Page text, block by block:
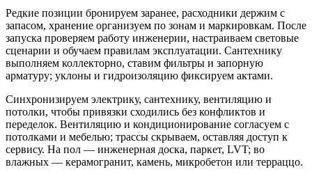
Редкие позиции бронируем заранее, расходники держим с
запасом, хранение организуем по зонам и маркировкам. После
запуска проверяем работу инженерии, настраиваем световые
сценарии и обучаем правилам эксплуатации. Сантехнику
выполняем коллекторно, ставим фильтры и запорную
арматуру; уклоны и гидроизоляцию фиксируем актами.
Синхронизируем электрику, сантехнику, вентиляцию и
потолки, чтобы привязки сходились без конфликтов и
переделок. Вентиляцию и кондиционирование согласуем с
потолками и мебелью; трассы скрываем, оставляя доступ к
сервису. На пол — инженерная доска, паркет, LVT; во
влажных — керамогранит, камень, микробетон или терраццо.